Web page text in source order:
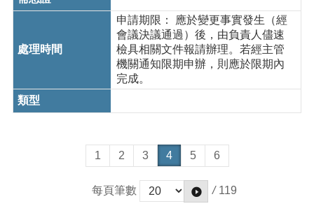
申請期限： 應於變更事實發生（經
會議決議通過）後，由負責人儘速
檢具相關文件報請辦理。若經主管
機關通知限期申辦，則應於限期內
完成。
1 2 3 4 5 6
每頁筆數 / 119